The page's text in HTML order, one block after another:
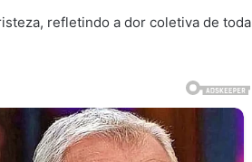
refletindo a dor coletiva de toda